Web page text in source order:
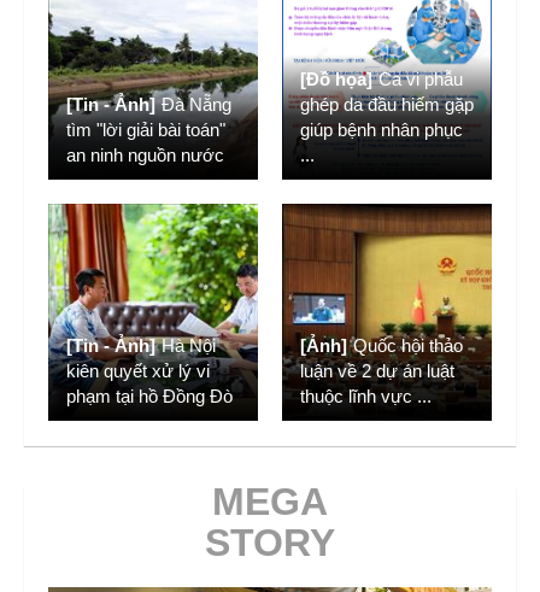
[Tin - Ảnh] Đà Nẵng
tìm "lời giải bài toán"
an ninh nguồn nước
[Đồ họa] Ca vi phẫu
ghép da đầu hiếm gặp
giúp bệnh nhân phục
...
[Tin - Ảnh] Hà Nội
kiên quyết xử lý vi
phạm tại hồ Đồng Đò
[Ảnh] Quốc hội thảo
luận về 2 dự án luật
thuộc lĩnh vực...
MEGA
STORY